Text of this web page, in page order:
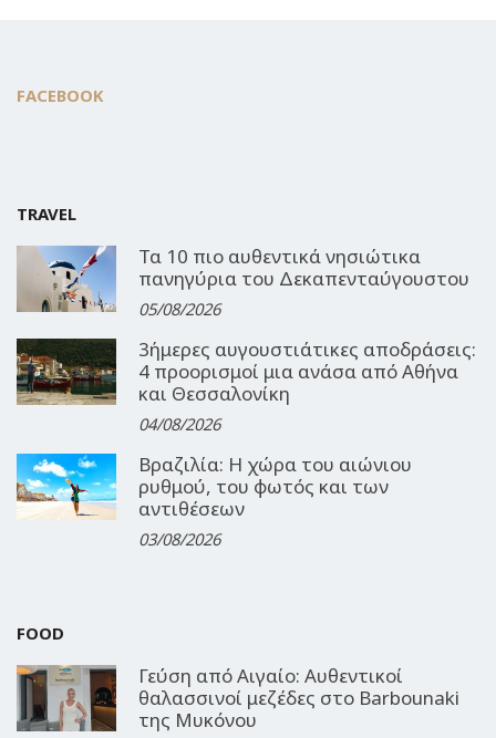
FACEBOOK
TRAVEL
Τα 10 πιο αυθεντικά νησιώτικα
πανηγύρια του Δεκαπενταύγουστου
05/08/2026
3ήμερες αυγουστιάτικες αποδράσεις:
4 προορισμοί μια ανάσα από Αθήνα
και Θεσσαλονίκη
04/08/2026
Βραζιλία: Η χώρα του αιώνιου
ρυθμού, του φωτός και των
αντιθέσεων
03/08/2026
FOOD
Γεύση από Αιγαίο: Αυθεντικοί
θαλασσινοί μεζέδες στο Barbounaki
της Μυκόνου